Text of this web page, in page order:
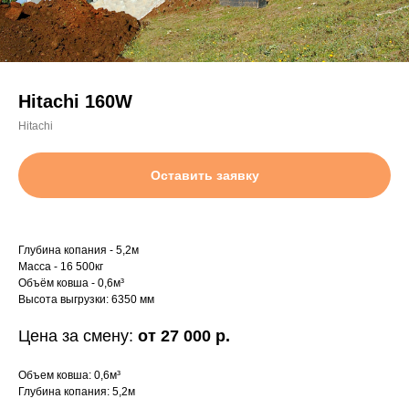
Hitachi 160W
Hitachi
Оставить заявку
Глубина копания - 5,2м
Масса - 16 500кг
Объём ковша - 0,6м³
Высота выгрузки: 6350 мм
Цена за смену: от 27 000 р.
Объем ковша: 0,6м³
Глубина копания: 5,2м